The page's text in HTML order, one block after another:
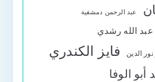
عبد الرحمن دمشقية
عبد الله رشدي
الدين فايز الكندري
الوفا